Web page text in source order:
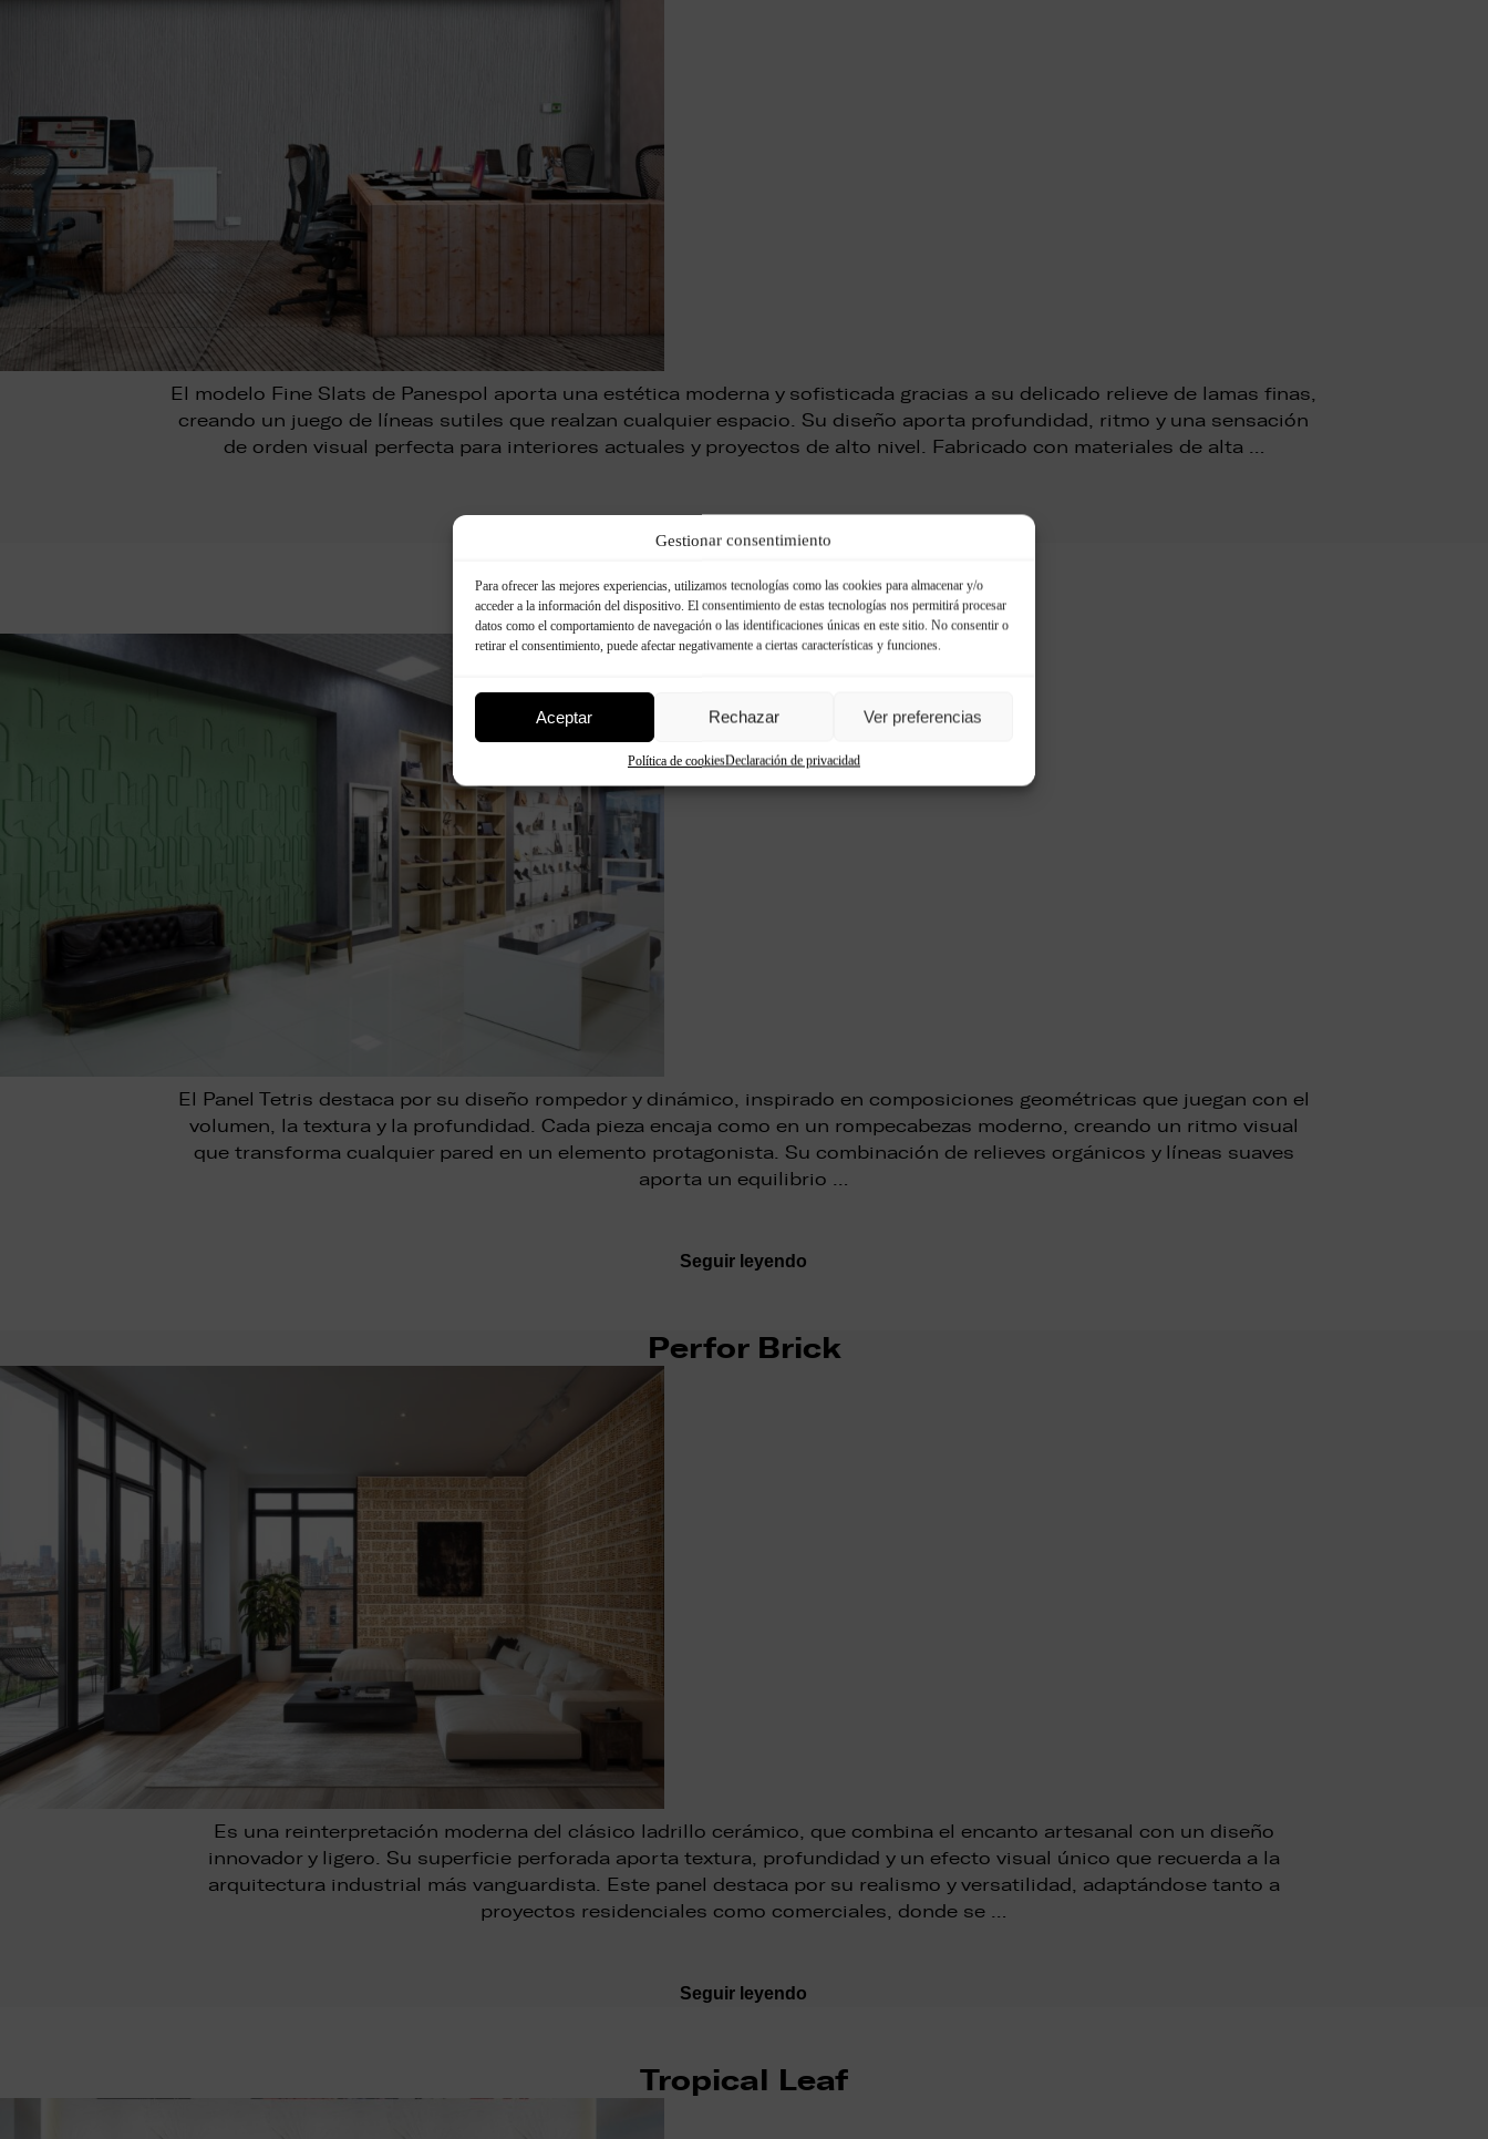
Gestionar consentimiento
Para ofrecer las mejores experiencias, utilizamos tecnologías como las cookies para almacenar y/o
acceder a la información del dispositivo. El consentimiento de estas tecnologías nos permitirá procesar
datos como el comportamiento de navegación o las identificaciones únicas en este sitio. No consentir o
retirar el consentimiento, puede afectar negativamente a ciertas características y funciones.
Aceptar Rechazar Ver preferencias
Política de cookiesDeclaración de privacidad
El modelo Fine Slats de Panespol aporta una estética moderna y sofisticada gracias a su delicado relieve de lamas finas,
creando un juego de líneas sutiles que realzan cualquier espacio. Su diseño aporta profundidad, ritmo y una sensación
de orden visual perfecta para interiores actuales y proyectos de alto nivel. Fabricado con materiales de alta …
Tetris
El Panel Tetris destaca por su diseño rompedor y dinámico, inspirado en composiciones geométricas que juegan con el
volumen, la textura y la profundidad. Cada pieza encaja como en un rompecabezas moderno, creando un ritmo visual
que transforma cualquier pared en un elemento protagonista. Su combinación de relieves orgánicos y líneas suaves
aporta un equilibrio …
Seguir leyendo
Perfor Brick
Es una reinterpretación moderna del clásico ladrillo cerámico, que combina el encanto artesanal con un diseño
innovador y ligero. Su superficie perforada aporta textura, profundidad y un efecto visual único que recuerda a la
arquitectura industrial más vanguardista. Este panel destaca por su realismo y versatilidad, adaptándose tanto a
proyectos residenciales como comerciales, donde se …
Seguir leyendo
Tropical Leaf